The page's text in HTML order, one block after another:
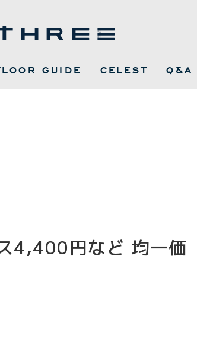
GUIDE CELEST Q&A
4,400円など 均一価